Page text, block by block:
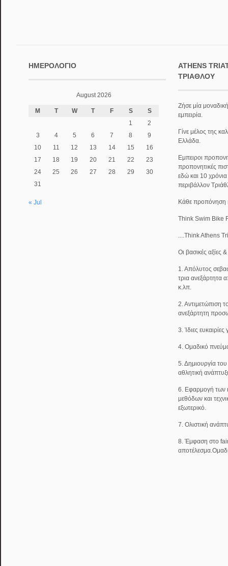
ΗΜΕΡΟΛΌΓΙΟ
August 2026
M T W T F S
S
1
2
3
4 5 6 7 8
9
10
11 12 13 14 15
16
17
18 19 20 21 22
23
24
25 26 27 28 29
30
31
« Jul
ATHENS
ΤΡΙΆΘΛΟΥ
Ζήσε μία
εμπειρία.
Γίνε μέλος της
Ελλάδα.
Εμπειροι
προπονητικές
εδώ και 10
περιβάλλον
Κάθε προπόνηση
Think Swim Bike
....Think Athens
Οι βασικές αξίες
1. Απόλυτος
τρια ανεξάρτητα
κ.λπ.
2. Αντιμετώπιση
ανεξάρτητη
3. Ίδιες
4. Ομαδικό
5. Δημιουργία
αθλητική
6. Εφαρμογή των
μεθόδων και
εξωτερικό.
7. Ολιστική
8. Έμφαση στο fair